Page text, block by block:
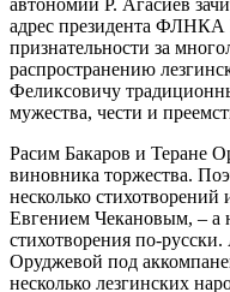
адрес президента ФЛНКА
признательности за
распространению
Феликсовичу
мужества, чести и
Расим Бакаров и Теране
виновника торжества.
несколько стихотворений
Евгением Чекановым, – а
стихотворения по-
Оруджевой под
несколько лезгинских